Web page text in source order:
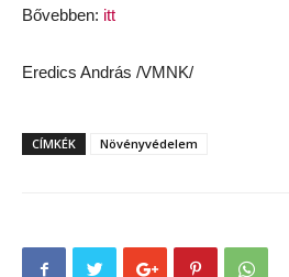
Bővebben: itt
Eredics András /VMNK/
CÍMKÉK Növényvédelem